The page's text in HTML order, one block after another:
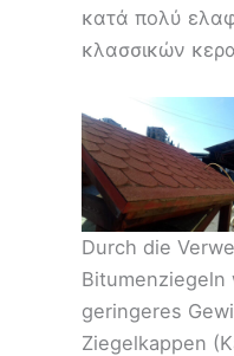
κατά πολύ
κλασσικών
Durch die
Bitumenziegeln
geringeres
Ziegelkappen